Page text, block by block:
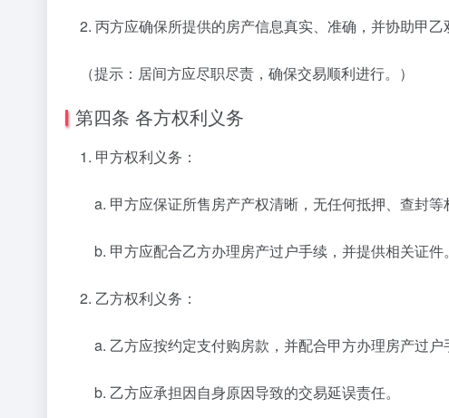
2. 丙方应确保所提供的房产信息真实、准确，并协助甲乙
（提示：居间方应尽职尽责，确保交易顺利进行。）
第四条 各方权利义务
1. 甲方权利义务：
a. 甲方应保证所售房产产权清晰，无任何抵押、查封等
b. 甲方应配合乙方办理房产过户手续，并提供相关证件。
2. 乙方权利义务：
a. 乙方应按约定支付购房款，并配合甲方办理房产过户
b. 乙方应承担因自身原因导致的交易延误责任。